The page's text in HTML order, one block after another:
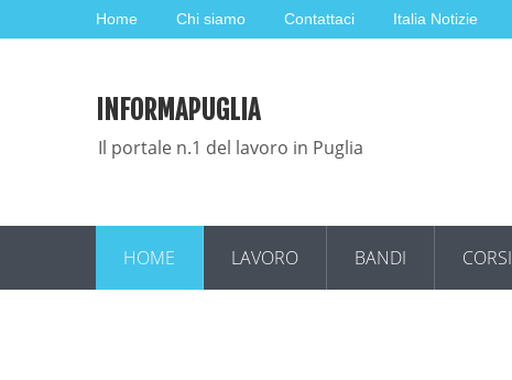
Home Chi siamo Contattaci Italia Notizie
INFORMAPUGLIA
Il portale n.1 del lavoro in Puglia
HOME LAVORO BANDI CORSI